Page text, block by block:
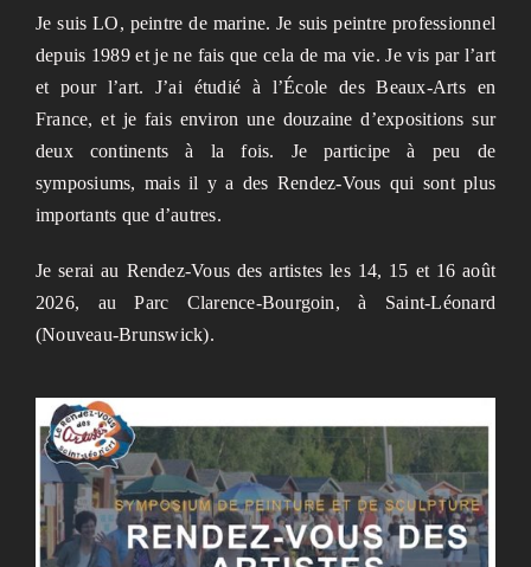
Je suis LO, peintre de marine. Je suis peintre professionnel
depuis 1989 et je ne fais que cela de ma vie. Je vis par l’art
et pour l’art. J’ai étudié à l’École des Beaux-Arts en
France, et je fais environ une douzaine d’expositions sur
deux continents à la fois. Je participe à peu de
symposiums, mais il y a des Rendez-Vous qui sont plus
importants que d’autres.
Je serai au Rendez-Vous des artistes les 14, 15 et 16 août
2026, au Parc Clarence-Bourgoin, à Saint-Léonard
(Nouveau-Brunswick).